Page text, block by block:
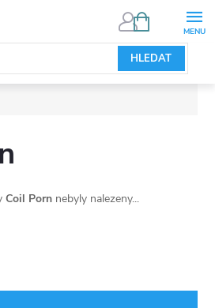
HLEDAT
NÁKUPNÍ
Coil Porn nebyly nalezeny...